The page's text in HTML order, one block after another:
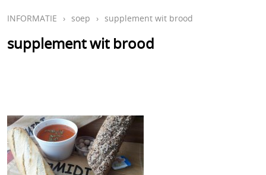
INFORMATIE › soep › supplement wit brood
supplement wit brood